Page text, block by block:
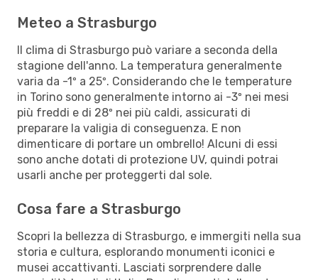
Meteo a Strasburgo
Il clima di Strasburgo può variare a seconda della
stagione dell'anno. La temperatura generalmente
varia da -1º a 25º. Considerando che le temperature
in Torino sono generalmente intorno ai -3º nei mesi
più freddi e di 28º nei più caldi, assicurati di
preparare la valigia di conseguenza. E non
dimenticare di portare un ombrello! Alcuni di essi
sono anche dotati di protezione UV, quindi potrai
usarli anche per proteggerti dal sole.
Cosa fare a Strasburgo
Scopri la bellezza di Strasburgo, e immergiti nella sua
storia e cultura, esplorando monumenti iconici e
musei accattivanti. Lasciati sorprendere dalle